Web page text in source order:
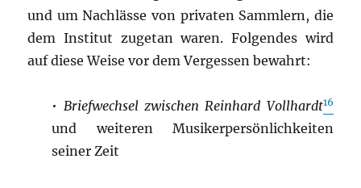
und um Nachlässe von privaten Sammlern, die
dem Institut zugetan waren. Folgendes wird
auf diese Weise vor dem Vergessen bewahrt:
• Briefwechsel zwischen Reinhard Vollhardt16
und weiteren Musikerpersönlichkeiten
seiner Zeit